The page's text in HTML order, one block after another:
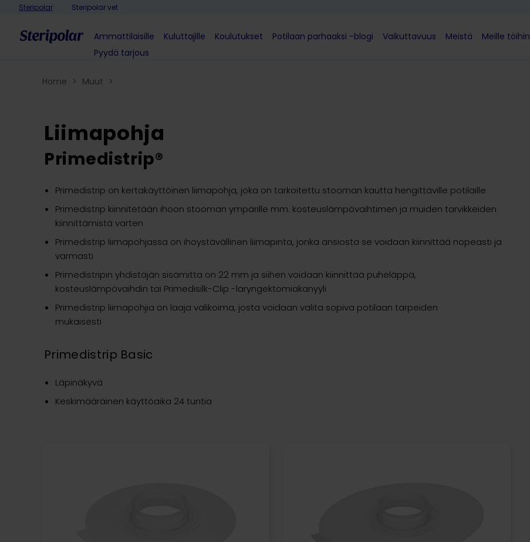
Skip to content
Steripolar Steripolar vet
Ammattilaisille Kuluttajille Koulutukset Potilaan parhaaksi -blogi Vaikuttavuus Meistä Meille töihin
Pyydä tarjous
Home > Muut >
Liimapohja
Primedistrip®
Primedistrip on kertakäyttöinen liimapohja, joka on tarkoitettu stooman kautta hengittäville potilaille
Primedistrip kiinnitetään ihoon stooman ympärille mm. kosteuslämpövaihtimen ja muiden tarvikkeiden
kiinnittämistä varten
Primedistrip liimapohjassa on ihoystävällinen liimapinta, jonka ansiosta se voidaan kiinnittää nopeasti ja
varmasti
Primedistripin yhdistäjän sisämitta on 22 mm ja siihen voidaan kiinnittää puheläppä,
kosteuslämpövaihdin tai Primedisilk-Clip -laryngektomiakanyyli
Primedistrip liimapohjia on laaja valikoima, josta voidaan valita sopiva potilaan tarpeiden
mukaisesti
Primedistrip Basic
Läpinäkyvä
Keskimääräinen käyttöaika 24 tuntia